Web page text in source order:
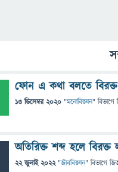
ফোন এ কথা বলতে
13 ডিসেম্বর 2020 "মনোবিজ্ঞান" বিভাগে
অতিরিক্ত শব্দ হলে বিরক্ত
22 জুলাই 2022 "জীববিজ্ঞান" বিভাগে